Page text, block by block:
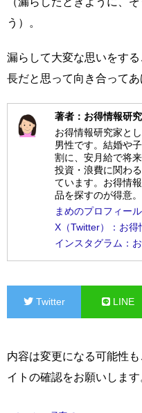
う）。
漏らして大変な思いをす
長だと思って向き合ってあ
著者：お得情報研
お得情報研究家と
男性です。結婚や
割に、安月給で将
投資・浪費に関わ
ています。お得情
品を探すのが得意。
まめのプロフィール
X（Twitter）：お
インスタグラム：
Twitter LINE
内容は変更になる可能性
イトの確認をお願いします